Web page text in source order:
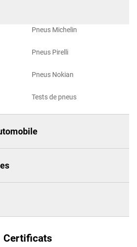
Pneus Michelin
Pneus Pirelli
Pneus Nokian
Tests de pneus
Certificats